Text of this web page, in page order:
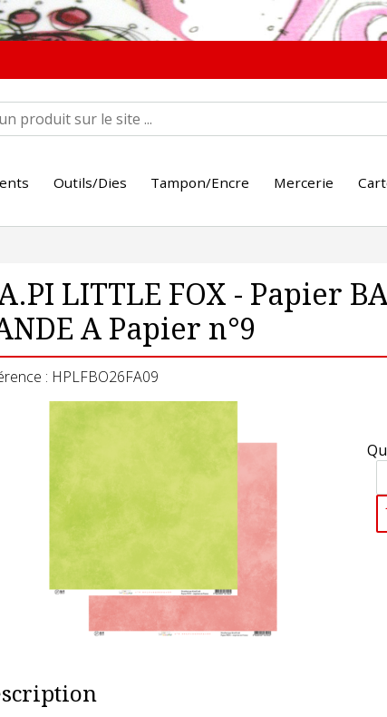
Outils/Dies Tampon/Encre Mercerie
LITTLE FOX - Papier
A Papier n°9
: HPLFBO26FA09